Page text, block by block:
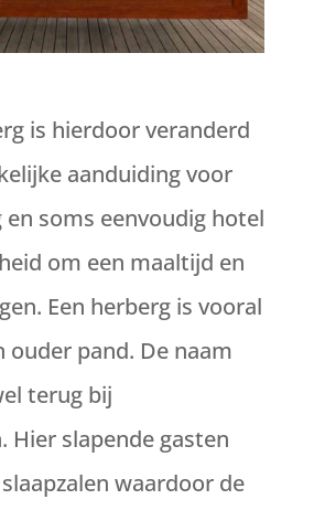
is hierdoor veranderd
aanduiding voor
en soms eenvoudig hotel
om een maaltijd en
Een herberg is vooral
ouder pand. De naam
terug bij
Hier slapende gasten
waardoor de